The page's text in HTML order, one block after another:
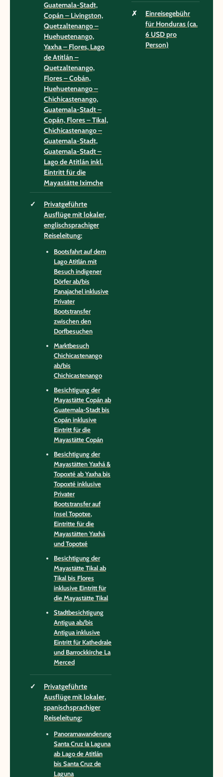
Guatemala-Stadt,
Copán – Livingston,
Quetzaltenango –
Huehuetenango,
Yaxha – Flores, Lago
de Atitlán –
Quetzaltenango,
Flores – Cobán,
Huehuetenango –
Chichicastenango,
Guatemala-Stadt –
Copán, Flores – Tikal,
Chichicastenango –
Guatemala-Stadt,
Guatemala-Stadt –
Lago de Atitlán inkl.
Eintritt für die
Mayastätte Iximche
Privatgeführte
Ausflüge mit lokaler,
englischsprachiger
Reiseleitung:
Bootsfahrt auf dem
Lago Atitlán mit
Besuch indigener
Dörfer ab/bis
Panajachel inklusive
Privater
Bootstransfer
zwischen den
Dorfbesuchen
Marktbesuch
Chichicastenango
ab/bis
Chichicastenango
Besichtigung der
Mayastätte Copán ab
Guatemala-Stadt bis
Copán inklusive
Eintritt für die
Mayastätte Copán
Besichtigung der
Mayastätten Yaxhá &
Topoxté ab Yaxha bis
Topoxté inklusive
Privater
Bootstransfer auf
Insel Topotxe,
Eintritte für die
Mayastätten Yaxhá
und Topotxé
Besichtigung der
Mayastätte Tikal ab
Tikal bis Flores
inklusive Eintritt für
die Mayastätte Tikal
Stadtbesichtigung
Antigua ab/bis
Antigua inklusive
Eintritt für Kathedrale
und Barrockkirche La
Merced
Privatgeführte
Ausflüge mit lokaler,
spanischsprachiger
Reiseleitung:
Panoramawanderung
Santa Cruz la Laguna
ab Lago de Atitlán
bis Santa Cruz de
Laguna
Einreisegebühr
für Honduras (ca.
6 USD pro
Person)